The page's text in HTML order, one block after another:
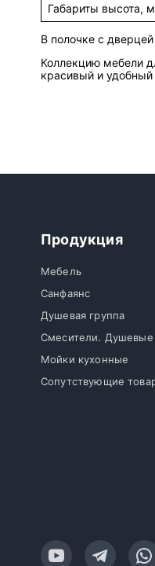
Габариты высота,
В полочке с
Коллекцию мебели
красивый и удобный
Продукция
Мебель
Санфаянс
Душевая группа
Смесители. Душевые
Мойки кухонные
Сопутствующие